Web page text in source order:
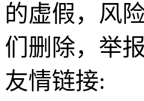
的虚假，风
们删除，举
友情链接: